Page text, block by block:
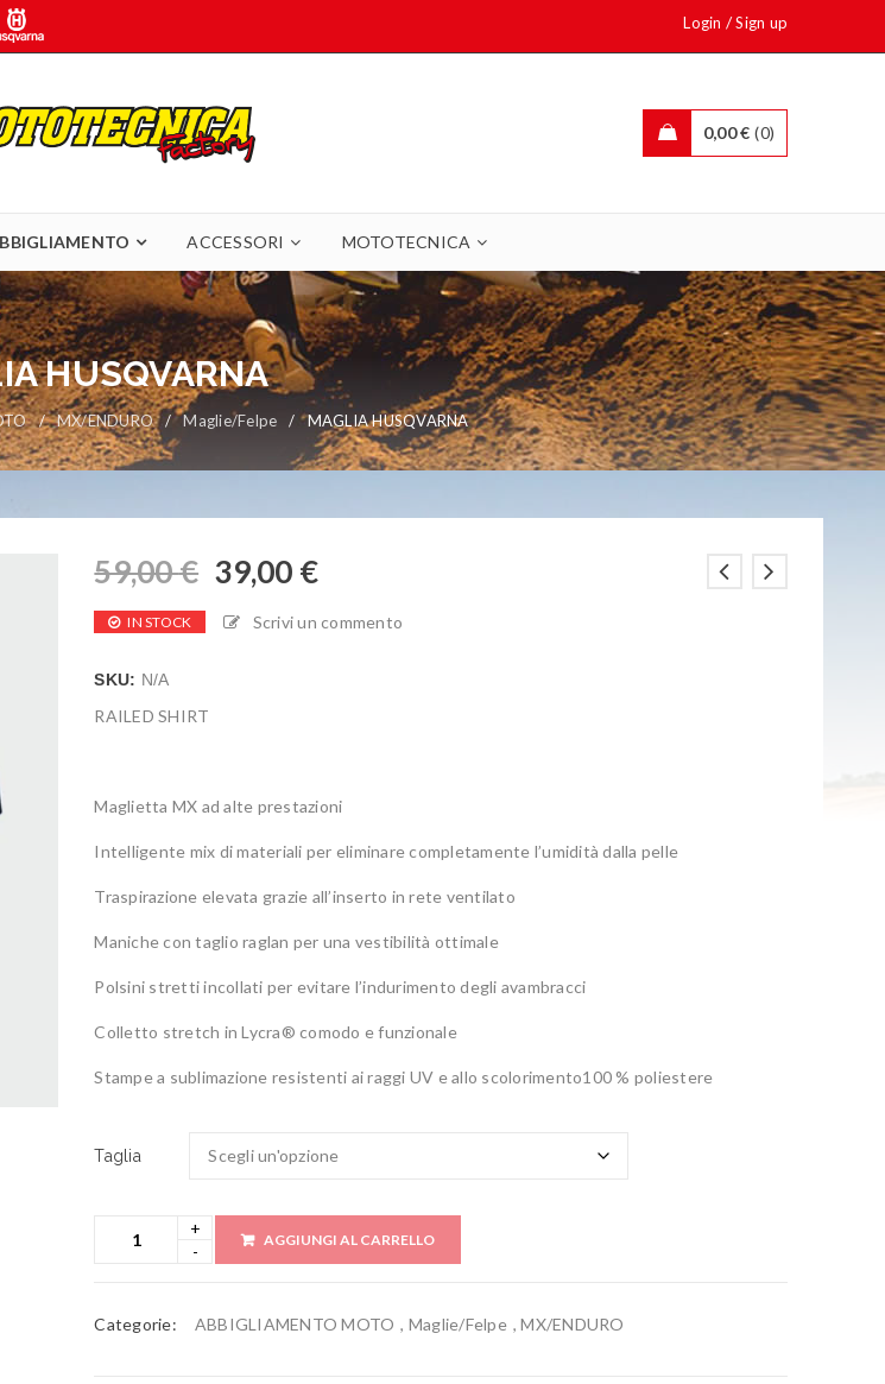
Login /Sign up
0,00€ 0
ACCESSORI MOTOTECNICA
HUSQVARNA
/ MX/ENDURO / Maglie/Felpe / MAGLIA HUSQVARNA
59,00€ 39,00 €
IN STOCK Scrivi un commento
SKU: N/A
RAILED SHIRT
Maglietta MX ad alte prestazioni
Intelligente mix di materiali per eliminare completamente l’umidità dalla pelle
Traspirazione elevata grazie all’inserto in rete ventilato
Maniche con taglio raglan per una vestibilità ottimale
Polsini stretti incollati per evitare l’indurimento degli avambracci
Colletto stretch in Lycra® comodo e funzionale
Stampe a sublimazione resistenti ai raggi UV e allo scolorimento100 % poliestere
Taglia
AGGIUNGI AL CARRELLO
Categorie: ABBIGLIAMENTO MOTO , Maglie/Felpe ,MX/ENDURO